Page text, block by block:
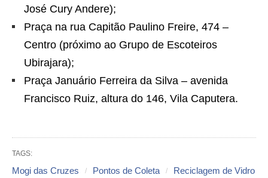
José Cury Andere);
Praça na rua Capitão Paulino Freire, 474 –
Centro (próximo ao Grupo de Escoteiros
Ubirajara);
Praça Januário Ferreira da Silva – avenida
Francisco Ruiz, altura do 146, Vila Caputera.
TAGS:
Mogi das Cruzes Pontos de Coleta Reciclagem de Vidro